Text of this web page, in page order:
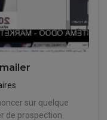
sur quelque
de prospection.